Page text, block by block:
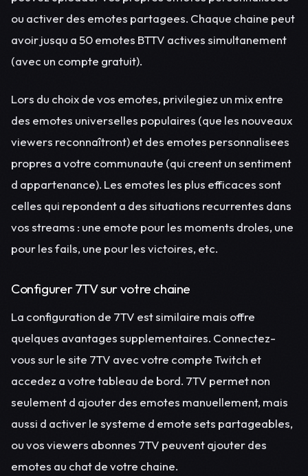
ou activer des emotes partagees. Chaque chaine peut
avoir jusqu a 50 emotes BTTV actives simultanement
(avec un compte gratuit).
Lors du choix de vos emotes, privilegiez un mix entre
des emotes universelles populaires (que les nouveaux
viewers reconnaîtront) et des emotes personnalisees
propres a votre communaute (qui creent un sentiment
d appartenance). Les emotes les plus efficaces sont
celles qui repondent a des situations recurrentes dans
vos streams : une emote pour les moments droles, une
pour les fails, une pour les victoires, etc.
Configurer 7TV sur votre chaine
La configuration de 7TV est similaire mais offre
quelques avantages supplementaires. Connectez-
vous sur le site 7TV avec votre compte Twitch et
accedez a votre tableau de bord. 7TV permet non
seulement d ajouter des emotes manuellement, mais
aussi d activer le systeme d emote sets partageables,
ou vos viewers abonnes 7TV peuvent ajouter des
emotes au chat de votre chaine.